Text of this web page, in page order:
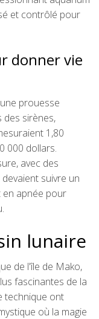
et contrôlé pour
donner vie
prouesse
des sirènes,
1,80
000 dollars.
avec des
suivre un
apnée pour
lunaire
de l'île de Mako,
fascinantes de la
technique ont
où la magie